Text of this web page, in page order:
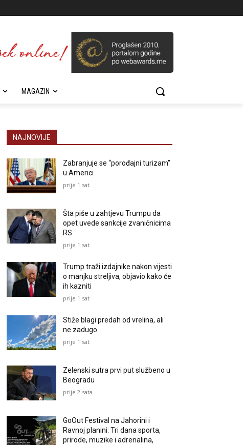
MAGAZIN
NAJNOVIJE
Zabranjuje se “porođajni turizam”
u Americi
prije 1 sat
Šta piše u zahtjevu Trumpu da
opet uvede sankcije zvaničnicima
RS
prije 1 sat
Trump traži izdajnike nakon vijesti
o manjku streljiva, objavio kako će
ih kazniti
prije 1 sat
Stiže blagi predah od vrelina, ali
ne zadugo
prije 1 sat
Zelenski sutra prvi put službeno u
Beogradu
prije 2 sata
GoOut Festival na Jahorini i
Ravnoj planini: Tri dana sporta,
prirode, muzike i adrenalina,